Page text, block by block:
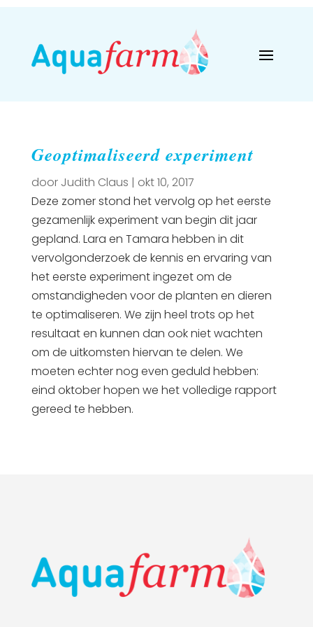
Geoptimaliseerd experiment
door Judith Claus | okt 10, 2017
Deze zomer stond het vervolg op het eerste
gezamenlijk experiment van begin dit jaar
gepland. Lara en Tamara hebben in dit
vervolgonderzoek de kennis en ervaring van
het eerste experiment ingezet om de
omstandigheden voor de planten en dieren
te optimaliseren. We zijn heel trots op het
resultaat en kunnen dan ook niet wachten
om de uitkomsten hiervan te delen. We
moeten echter nog even geduld hebben:
eind oktober hopen we het volledige rapport
gereed te hebben.